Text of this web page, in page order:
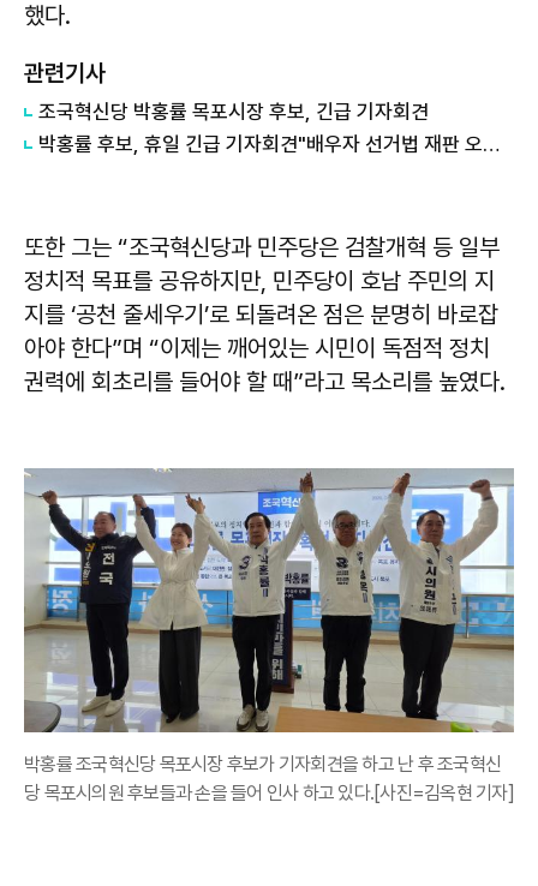
했다.
관련기사
조국혁신당 박홍률 목포시장 후보, 긴급 기자회견
박홍률 후보, 휴일 긴급 기자회견"배우자 선거법 재판 오염 의혹" 제기
또한 그는 “조국혁신당과 민주당은 검찰개혁 등 일부
정치적 목표를 공유하지만, 민주당이 호남 주민의 지
지를 ‘공천 줄세우기’로 되돌려온 점은 분명히 바로잡
아야 한다”며 “이제는 깨어있는 시민이 독점적 정치
권력에 회초리를 들어야 할 때”라고 목소리를 높였다.
박홍률 조국혁신당 목포시장 후보가 기자회견을 하고 난 후 조국혁신
당 목포시의원 후보들과 손을 들어 인사 하고 있다.[사진=김옥현 기자]